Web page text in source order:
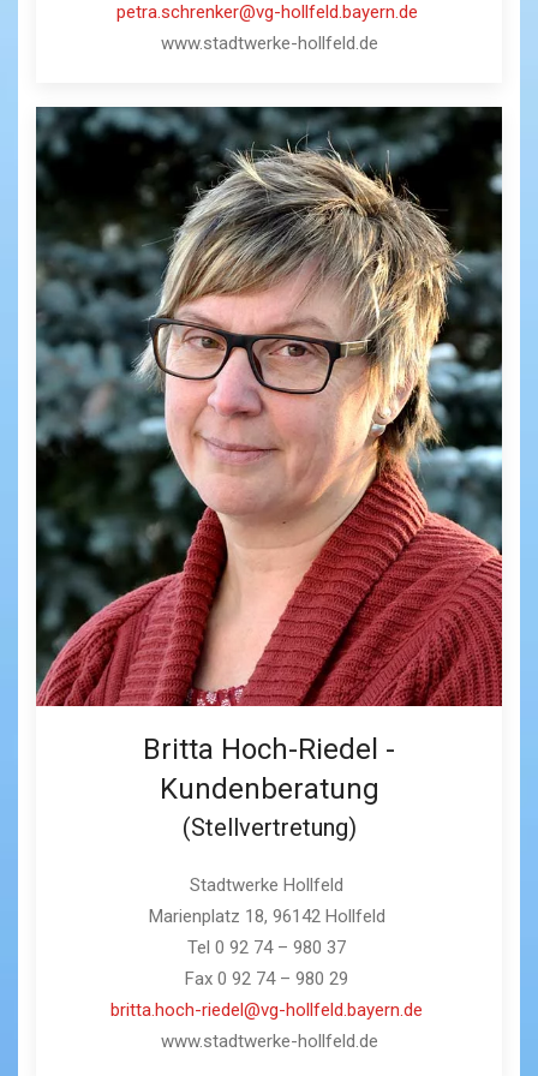
petra.schrenker@vg-hollfeld.bayern.de
www.stadtwerke-hollfeld.de
Britta Hoch-Riedel -
Kundenberatung
(Stellvertretung)
Stadtwerke Hollfeld
Marienplatz 18, 96142 Hollfeld
Tel 0 92 74 – 980 37
Fax 0 92 74 – 980 29
britta.hoch-riedel@vg-hollfeld.bayern.de
www.stadtwerke-hollfeld.de